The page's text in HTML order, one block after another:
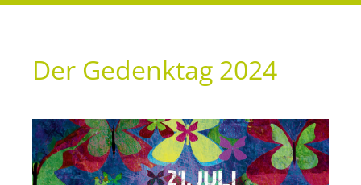
Der Gedenktag 2024